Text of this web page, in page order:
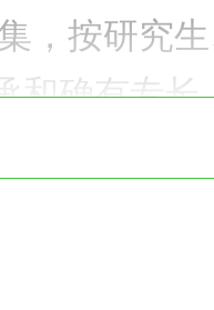
，按研究
和确有专